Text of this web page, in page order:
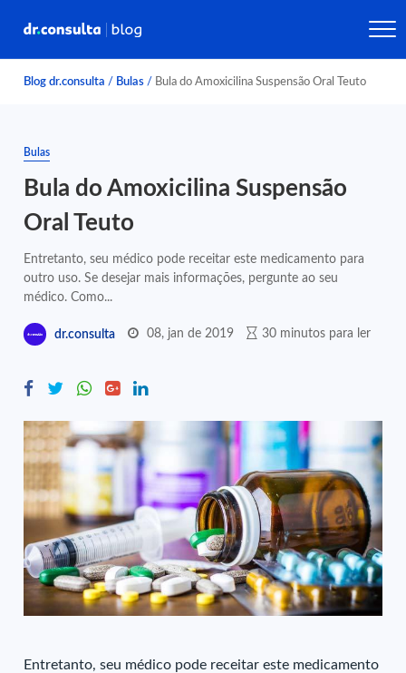
Blog dr.consulta / Bulas / Bula do Amoxicilina Suspensão Oral Teuto
Bulas
Bula do Amoxicilina Suspensão
Oral Teuto
Entretanto, seu médico pode receitar este medicamento para
outro uso. Se desejar mais informações, pergunte ao seu
médico. Como...
dr.consulta 08, jan de 2019 30 minutos para ler
Entretanto, seu médico pode receitar este medicamento